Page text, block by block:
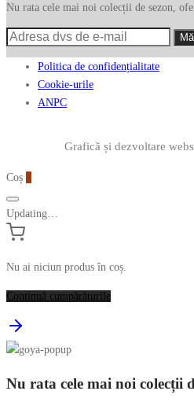
Nu rata cele mai noi colecții de sezon,
Politica de confidențialitate
Cookie-urile
ANPC
Graficã și dezvoltare
Coș
Updating…
Nu ai niciun produs în coș.
Continuă cumpărăturile
Nu rata cele mai noi colecții